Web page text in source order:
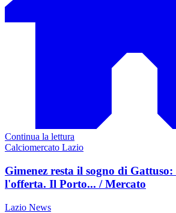
Continua la lettura
Calciomercato Lazio
Gimenez resta il sogno di
l'offerta. Il Porto... / Mercato
Lazio News